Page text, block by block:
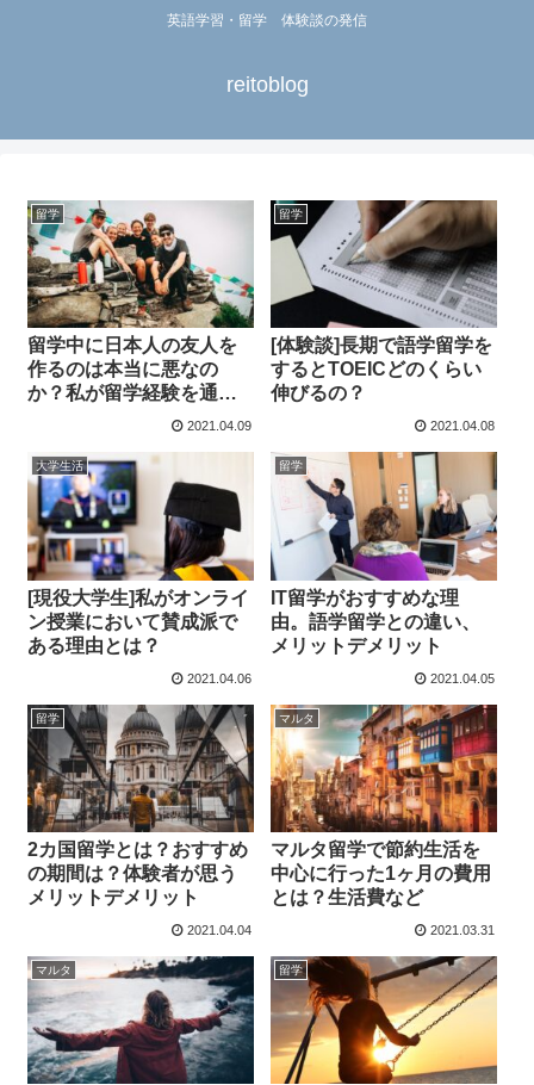
英語学習・留学 体験談の発信
reitoblog
留学
留学中に日本人の友人を
作るのは本当に悪なの
か？私が留学経験を通し
2021.04.09
留学
[体験談]長期で語学留学を
するとTOEICどのくらい
伸びるの？
2021.04.08
大学生活
[現役大学生]私がオンライ
ン授業において賛成派で
ある理由とは？
2021.04.06
留学
IT留学がおすすめな理
由。語学留学との違い、
メリットデメリット
2021.04.05
留学
2カ国留学とは？おすすめ
の期間は？体験者が思う
メリットデメリット
2021.04.04
マルタ
マルタ留学で節約生活を
中心に行った1ヶ月の費用
とは？生活費など
2021.03.31
マルタ 留学